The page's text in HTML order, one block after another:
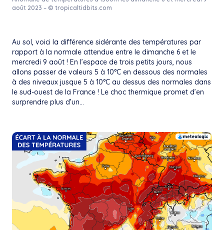
août 2023 – © tropicaltidbits.com
Au sol, voici la différence sidérante des températures par
rapport à la normale attendue entre le dimanche 6 et le
mercredi 9 août ! En l’espace de trois petits jours, nous
allons passer de valeurs 5 à 10°C en dessous des normales
à des niveaux jusque 5 à 10°C au dessus des normales dans
le sud-ouest de la France ! Le choc thermique promet d’en
surprendre plus d’un…